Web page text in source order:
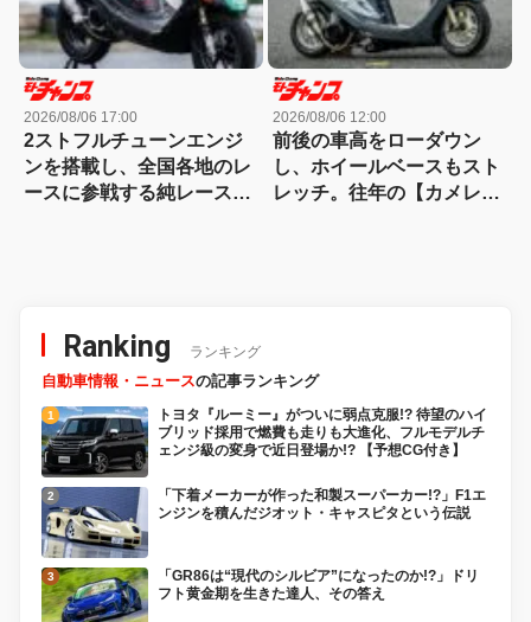
2026/08/06 17:00
2ストフルチューンエンジ
ンを搭載し、全国各地のレ
ースに参戦する純レース仕
2026/08/06 12:00
前後の車高をローダウン
し、ホイールベースもスト
レッチ。往年の【カメレオ
Ranking ランキング
自動車情報・ニュースの記事ランキング
トヨタ『ルーミー』がついに弱点克服!? 待望のハイ
ブリッド採用で燃費も走りも大進化、フルモデルチ
ェンジ級の変身で近日登場か!? 【予想CG付き】
「下着メーカーが作った和製スーパーカー!?」F1エ
ンジンを積んだジオット・キャスピタという伝説
「GR86は“現代のシルビア”になったのか!?」ドリ
フト黄金期を生きた達人、その答え